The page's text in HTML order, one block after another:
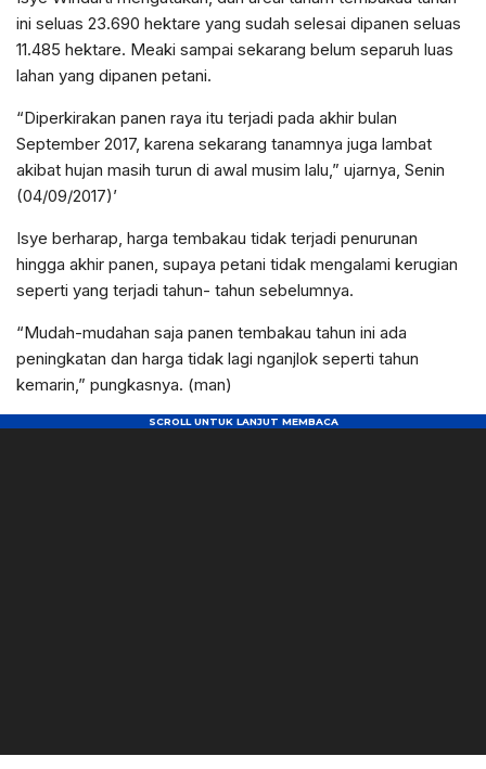
ini seluas 23.690 hektare yang sudah selesai dipanen seluas
11.485 hektare. Meaki sampai sekarang belum separuh luas
lahan yang dipanen petani.
“Diperkirakan panen raya itu terjadi pada akhir bulan
September 2017, karena sekarang tanamnya juga lambat
akibat hujan masih turun di awal musim lalu,” ujarnya, Senin
(04/09/2017)’
Isye berharap, harga tembakau tidak terjadi penurunan
hingga akhir panen, supaya petani tidak mengalami kerugian
seperti yang terjadi tahun- tahun sebelumnya.
“Mudah-mudahan saja panen tembakau tahun ini ada
peningkatan dan harga tidak lagi nganjlok seperti tahun
kemarin,” pungkasnya. (man)